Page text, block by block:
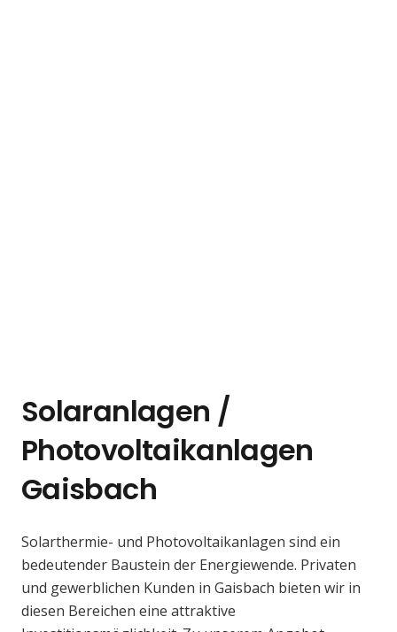
Solaranlagen /
Photovoltaikanlagen
Gaisbach
Solarthermie- und Photovoltaikanlagen sind ein
bedeutender Baustein der Energiewende. Privaten
und gewerblichen Kunden in Gaisbach bieten wir in
diesen Bereichen eine attraktive